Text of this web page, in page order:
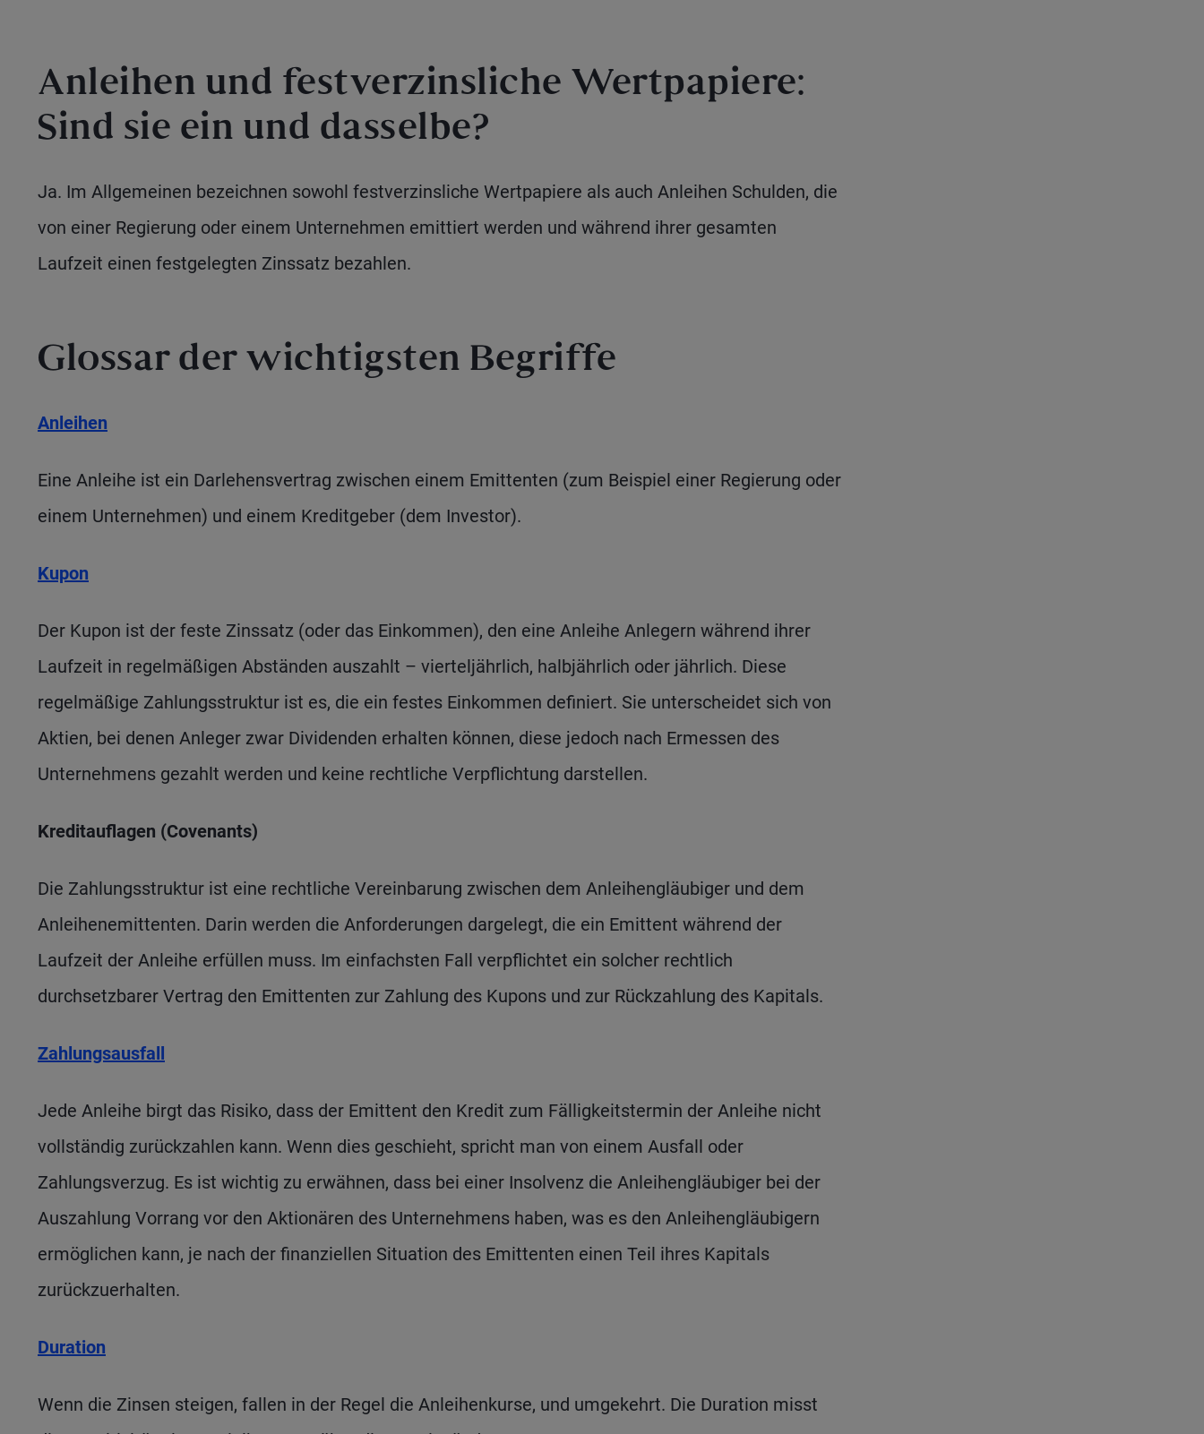
Anleihen und festverzinsliche Wertpapiere:
Sind sie ein und dasselbe?
Ja. Im Allgemeinen bezeichnen sowohl festverzinsliche Wertpapiere als auch Anleihen Schulden, die
von einer Regierung oder einem Unternehmen emittiert werden und während ihrer gesamten
Laufzeit einen festgelegten Zinssatz bezahlen.
Glossar der wichtigsten Begriffe
Anleihen
Eine Anleihe ist ein Darlehensvertrag zwischen einem Emittenten (zum Beispiel einer Regierung oder
einem Unternehmen) und einem Kreditgeber (dem Investor).
Kupon
Der Kupon ist der feste Zinssatz (oder das Einkommen), den eine Anleihe Anlegern während ihrer
Laufzeit in regelmäßigen Abständen auszahlt – vierteljährlich, halbjährlich oder jährlich. Diese
regelmäßige Zahlungsstruktur ist es, die ein festes Einkommen definiert. Sie unterscheidet sich von
Aktien, bei denen Anleger zwar Dividenden erhalten können, diese jedoch nach Ermessen des
Unternehmens gezahlt werden und keine rechtliche Verpflichtung darstellen.
Kreditauflagen (Covenants)
Die Zahlungsstruktur ist eine rechtliche Vereinbarung zwischen dem Anleihengläubiger und dem
Anleihenemittenten. Darin werden die Anforderungen dargelegt, die ein Emittent während der
Laufzeit der Anleihe erfüllen muss. Im einfachsten Fall verpflichtet ein solcher rechtlich
durchsetzbarer Vertrag den Emittenten zur Zahlung des Kupons und zur Rückzahlung des Kapitals.
Zahlungsausfall
Jede Anleihe birgt das Risiko, dass der Emittent den Kredit zum Fälligkeitstermin der Anleihe nicht
vollständig zurückzahlen kann. Wenn dies geschieht, spricht man von einem Ausfall oder
Zahlungsverzug. Es ist wichtig zu erwähnen, dass bei einer Insolvenz die Anleihengläubiger bei der
Auszahlung Vorrang vor den Aktionären des Unternehmens haben, was es den Anleihengläubigern
ermöglichen kann, je nach der finanziellen Situation des Emittenten einen Teil ihres Kapitals
zurückzuerhalten.
Duration
Wenn die Zinsen steigen, fallen in der Regel die Anleihenkurse, und umgekehrt. Die Duration misst